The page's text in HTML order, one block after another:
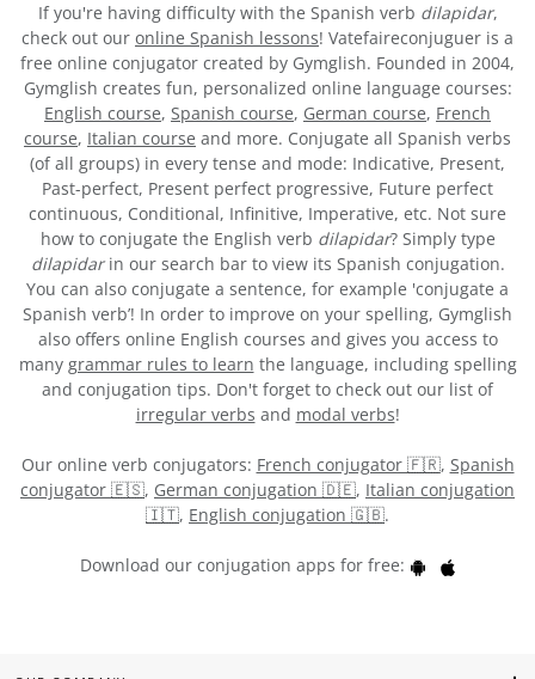
If you're having difficulty with the Spanish verb dilapidar,
check out our online Spanish lessons! Vatefaireconjuguer is a
free online conjugator created by Gymglish. Founded in 2004,
Gymglish creates fun, personalized online language courses:
English course, Spanish course, German course, French
course, Italian course and more. Conjugate all Spanish verbs
(of all groups) in every tense and mode: Indicative, Present,
Past-perfect, Present perfect progressive, Future perfect
continuous, Conditional, Infinitive, Imperative, etc. Not sure
how to conjugate the English verb dilapidar? Simply type
dilapidarin our search bar to view its Spanish conjugation.
You can also conjugate a sentence, for example 'conjugate a
Spanish verb’! In order to improve on your spelling, Gymglish
also offers online English courses and gives you access to
many grammar rules to learn the language, including spelling
and conjugation tips. Don't forget to check out our list of
irregular verbs and modal verbs!
Our online verb conjugators: French conjugator 🇫🇷, Spanish
conjugator 🇪🇸, German conjugation 🇩🇪, Italian conjugation
🇮🇹, English conjugation 🇬🇧.
Download our conjugation apps for free: